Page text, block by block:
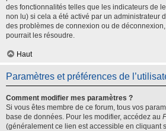
des fonctionnalités telles que les indicateurs de
non lu) si cela a été activé par un administrateur
des problèmes de connexion ou de
pourrait les résoudre.
Haut
Paramètres et préférences de
Comment modifier mes paramètres ?
Si vous êtes membre de ce forum, tous vos
base de données. Pour les modifier, accédez au
(généralement ce lien est accessible en cliquant